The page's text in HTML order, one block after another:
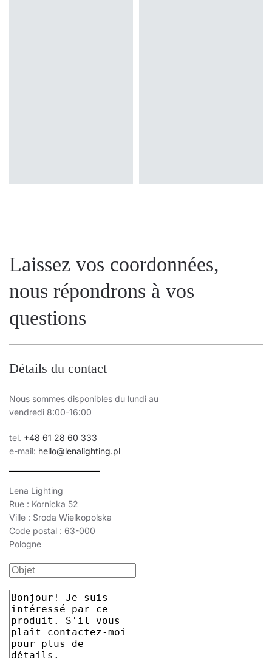
Laissez vos coordonnées,
nous répondrons à vos
questions
Détails du contact
Nous sommes disponibles du lundi au
vendredi 8:00-16:00
tel. +48 61 28 60 333
e-mail: hello@lenalighting.pl
Lena Lighting
Rue : Kornicka 52
Ville : Sroda Wielkopolska
Code postal : 63-000
Pologne